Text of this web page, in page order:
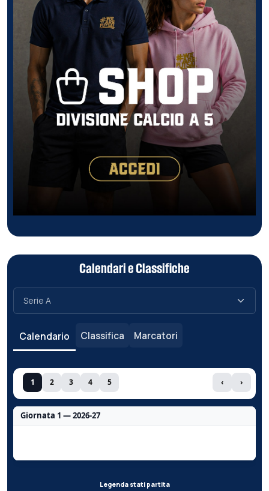
Calendari e Classifiche
Calendario Classifica Marcatori
1 2 3 4 5 ‹ ›
Giornata 1 — 2026-27
Legenda stati partita